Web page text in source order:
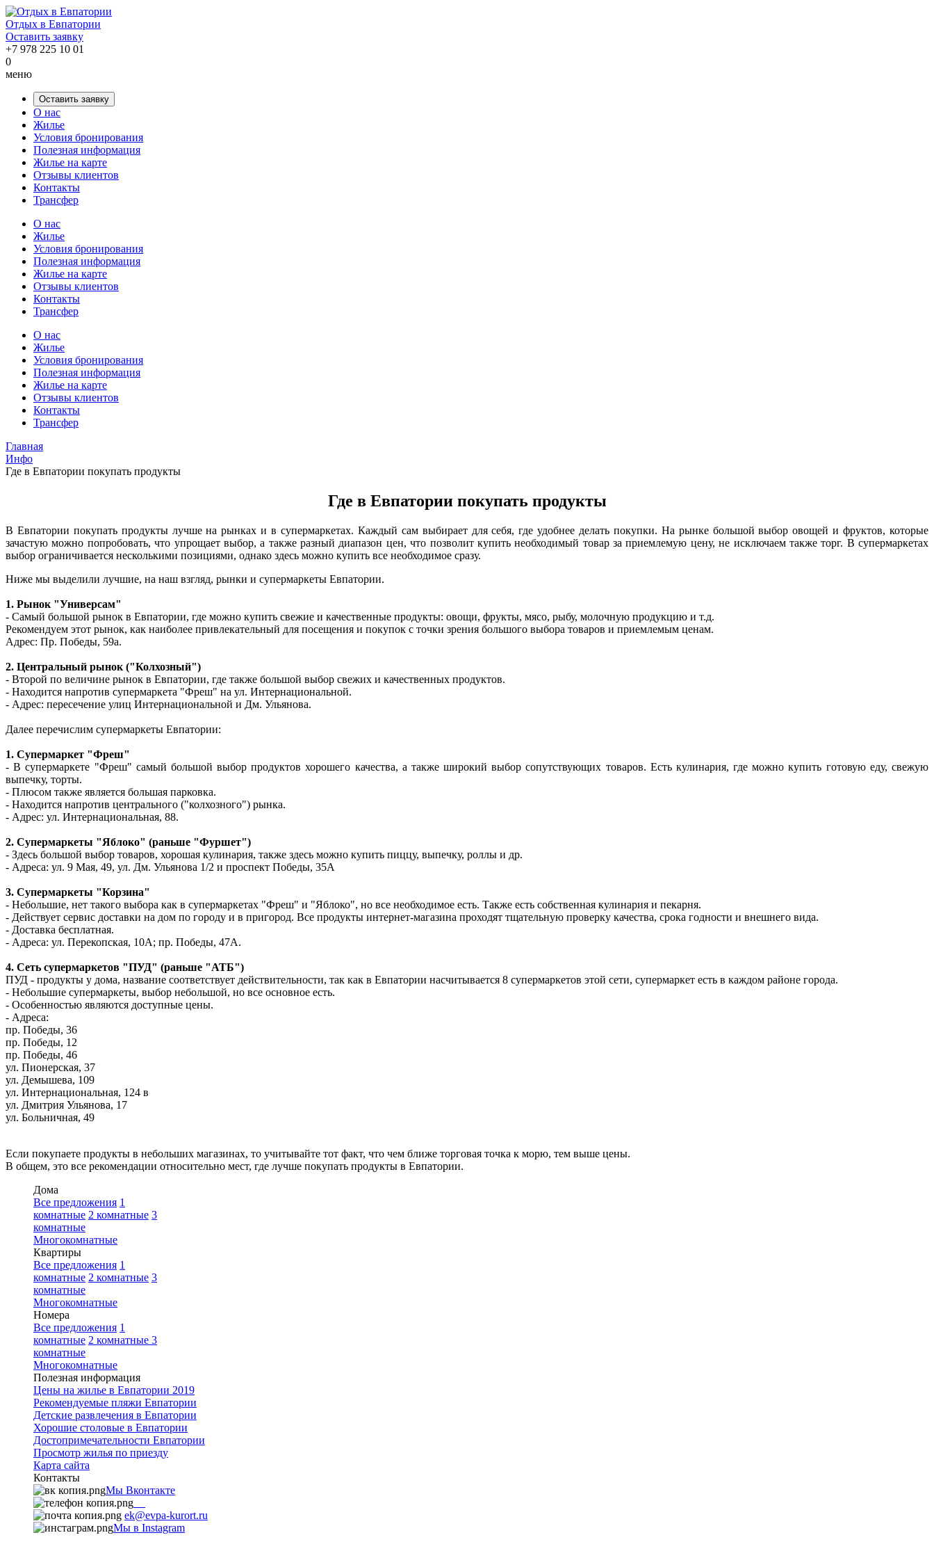
Отдых в Евпатории
Оставить заявку
+7 978 225 10 01
0
меню
Оставить заявку
О нас
Жилье
Условия бронирования
Полезная информация
Жилье на карте
Отзывы клиентов
Контакты
Трансфер
О нас
Жилье
Условия бронирования
Полезная информация
Жилье на карте
Отзывы клиентов
Контакты
Трансфер
О нас
Жилье
Условия бронирования
Полезная информация
Жилье на карте
Отзывы клиентов
Контакты
Трансфер
Главная
Инфо
Где в Евпатории покупать продукты
Где в Евпатории покупать продукты
В Евпатории покупать продукты лучше на рынках и в супермаркетах. Каждый сам выбирает для себя, где удобнее делать покупки. На рынке большой выбор овощей и фруктов, которые
зачастую можно попробовать, что упрощает выбор, а также разный диапазон цен, что позволит купить необходимый товар за приемлемую цену, не исключаем также торг. В супермаркетах
выбор ограничивается несколькими позициями, однако здесь можно купить все необходимое сразу.
Ниже мы выделили лучшие, на наш взгляд, рынки и супермаркеты Евпатории.
1. Рынок "Универсам"
- Самый большой рынок в Евпатории, где можно купить свежие и качественные продукты: овощи, фрукты, мясо, рыбу, молочную продукцию и т.д.
Рекомендуем этот рынок, как наиболее привлекательный для посещения и покупок с точки зрения большого выбора товаров и приемлемым ценам.
Адрес: Пр. Победы, 59а.
2. Центральный рынок ("Колхозный")
- Второй по величине рынок в Евпатории, где также большой выбор свежих и качественных продуктов.
- Находится напротив супермаркета "Фреш" на ул. Интернациональной.
- Адрес: пересечение улиц Интернациональной и Дм. Ульянова.
Далее перечислим супермаркеты Евпатории:
1. Супермаркет "Фреш"
- В супермаркете "Фреш" самый большой выбор продуктов хорошего качества, а также широкий выбор сопутствующих товаров. Есть кулинария, где можно купить готовую еду, свежую
выпечку, торты.
- Плюсом также является большая парковка.
- Находится напротив центрального ("колхозного") рынка.
- Адрес: ул. Интернациональная, 88.
2. Супермаркеты "Яблоко" (раньше "Фуршет")
- Здесь большой выбор товаров, хорошая кулинария, также здесь можно купить пиццу, выпечку, роллы и др.
- Адреса: ул. 9 Мая, 49, ул. Дм. Ульянова 1/2 и проспект Победы, 35А
3. Супермаркеты "Корзина"
- Небольшие, нет такого выбора как в супермаркетах "Фреш" и "Яблоко", но все необходимое есть. Также есть собственная кулинария и пекарня.
- Действует сервис доставки на дом по городу и в пригород. Все продукты интернет-магазина проходят тщательную проверку качества, срока годности и внешнего вида.
- Доставка бесплатная.
- Адреса: ул. Перекопская, 10А; пр. Победы, 47А.
4. Сеть супермаркетов "ПУД" (раньше "АТБ")
ПУД - продукты у дома, название соответствует действительности, так как в Евпатории насчитывается 8 супермаркетов этой сети, супермаркет есть в каждом районе города.
- Небольшие супермаркеты, выбор небольшой, но все основное есть.
- Особенностью являются доступные цены.
- Адреса:
пр. Победы, 36
пр. Победы, 12
пр. Победы, 46
ул. Пионерская, 37
ул. Демышева, 109
ул. Интернациональная, 124 в
ул. Дмитрия Ульянова, 17
ул. Больничная, 49
Если покупаете продукты в небольших магазинах, то учитывайте тот факт, что чем ближе торговая точка к морю, тем выше цены.
В общем, это все рекомендации относительно мест, где лучше покупать продукты в Евпатории.
Дома
Все предложения 1
комнатные 2 комнатные 3
комнатные
Многокомнатные
Квартиры
Все предложения 1
комнатные 2 комнатные 3
комнатные
Многокомнатные
Номера
Все предложения 1
комнатные 2 комнатные 3
комнатные
Многокомнатные
Полезная информация
Цены на жилье в Евпатории 2019
Рекомендуемые пляжи Евпатории
Детские развлечения в Евпатории
Хорошие столовые в Евпатории
Достопримечательности Евпатории
Просмотр жилья по приезду
Карта сайта
Контакты
Мы Вконтакте
ek@evpa-kurort.ru
Мы в Instagram